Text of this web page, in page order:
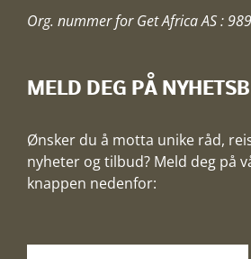
Org. nummer for Get Africa AS :
MELD DEG PÅ
Ønsker du å motta unike råd,
nyheter og tilbud? Meld deg på
knappen nedenfor: